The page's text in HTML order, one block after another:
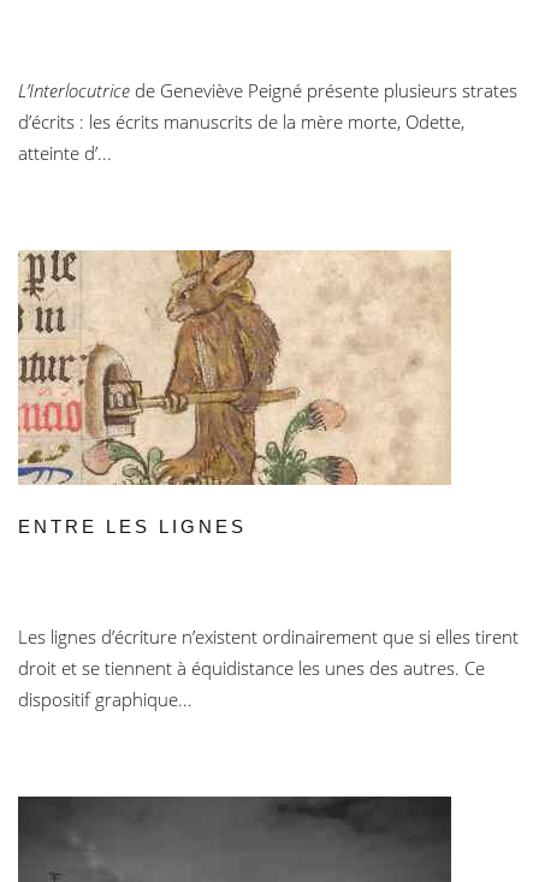
L’Interlocutrice de Geneviève Peigné présente plusieurs strates
d’écrits : les écrits manuscrits de la mère morte, Odette,
atteinte d’...
ENTRE LES LIGNES
Les lignes d’écriture n’existent ordinairement que si elles tirent
droit et se tiennent à équidistance les unes des autres. Ce
dispositif graphique...